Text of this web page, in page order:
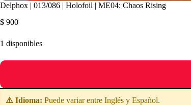
Delphox | 013/086 | Holofoil | ME04: Chaos Rising
$ 900
1 disponibles
⚠️ Idioma: Puede variar entre Inglés y Español.